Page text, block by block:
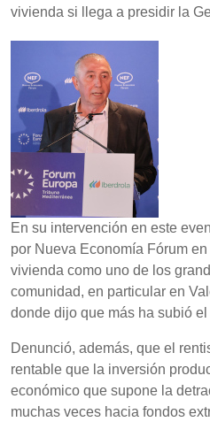
vivienda si llega a presidir la
En su intervención en este
por Nueva Economía Fórum
vivienda como uno de los
comunidad, en particular en
donde dijo que más ha subió
Denunció, además, que el
rentable que la inversión
económico que supone la
muchas veces hacia fondos